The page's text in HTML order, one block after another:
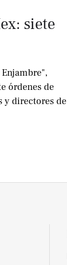
siete
órdenes de
y directores de